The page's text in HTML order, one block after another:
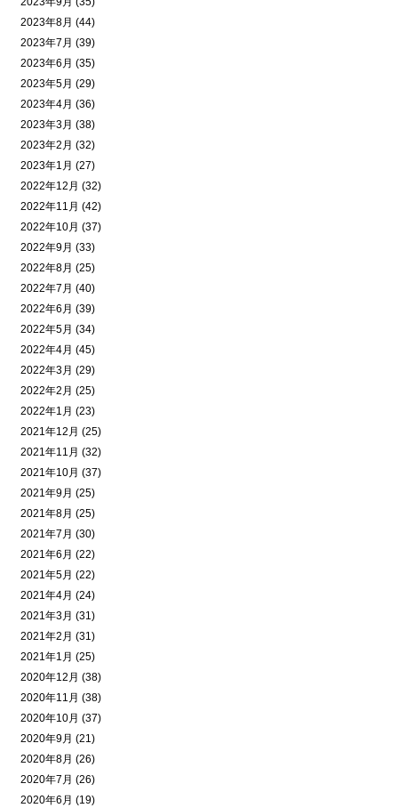
2023年8月 (44)
2023年7月 (39)
2023年6月 (35)
2023年5月 (29)
2023年4月 (36)
2023年3月 (38)
2023年2月 (32)
2023年1月 (27)
2022年12月 (32)
2022年11月 (42)
2022年10月 (37)
2022年9月 (33)
2022年8月 (25)
2022年7月 (40)
2022年6月 (39)
2022年5月 (34)
2022年4月 (45)
2022年3月 (29)
2022年2月 (25)
2022年1月 (23)
2021年12月 (25)
2021年11月 (32)
2021年10月 (37)
2021年9月 (25)
2021年8月 (25)
2021年7月 (30)
2021年6月 (22)
2021年5月 (22)
2021年4月 (24)
2021年3月 (31)
2021年2月 (31)
2021年1月 (25)
2020年12月 (38)
2020年11月 (38)
2020年10月 (37)
2020年9月 (21)
2020年8月 (26)
2020年7月 (26)
2020年6月 (19)